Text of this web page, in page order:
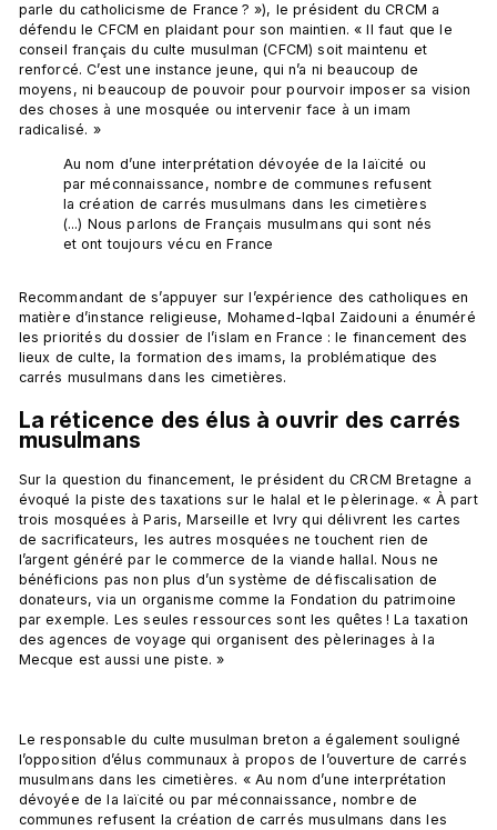
parle du catholicisme de France ? »), le président du CRCM a
défendu le CFCM en plaidant pour son maintien. « Il faut que le
conseil français du culte musulman (CFCM) soit maintenu et
renforcé. C’est une instance jeune, qui n’a ni beaucoup de
moyens, ni beaucoup de pouvoir pour pourvoir imposer sa vision
des choses à une mosquée ou intervenir face à un imam
radicalisé. »
Au nom d’une interprétation dévoyée de la laïcité ou
par méconnaissance, nombre de communes refusent
la création de carrés musulmans dans les cimetières
(...) Nous parlons de Français musulmans qui sont nés
et ont toujours vécu en France
Recommandant de s’appuyer sur l’expérience des catholiques en
matière d’instance religieuse, Mohamed-Iqbal Zaidouni a énuméré
les priorités du dossier de l’islam en France : le financement des
lieux de culte, la formation des imams, la problématique des
La réticence des élus à ouvrir des carrés
musulmans
Sur la question du financement, le président du CRCM Bretagne a
évoqué la piste des taxations sur le halal et le pèlerinage. « À part
trois mosquées à Paris, Marseille et Ivry qui délivrent les cartes
de sacrificateurs, les autres mosquées ne touchent rien de
l’argent généré par le commerce de la viande hallal. Nous ne
bénéficions pas non plus d’un système de défiscalisation de
donateurs, via un organisme comme la Fondation du patrimoine
par exemple. Les seules ressources sont les quêtes ! La taxation
des agences de voyage qui organisent des pèlerinages à la
Mecque est aussi une piste. »
Le responsable du culte musulman breton a également souligné
l’opposition d’élus communaux à propos de l’ouverture de carrés
musulmans dans les cimetières. « Au nom d’une interprétation
dévoyée de la laïcité ou par méconnaissance, nombre de
communes refusent la création de carrés musulmans dans les